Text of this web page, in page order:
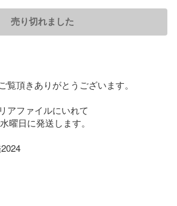
売り切れました
覧頂きありがとうございます。
アファイルにいれて
曜日に発送します。